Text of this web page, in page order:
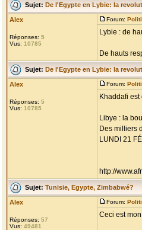
Sujet: De l'Egypte en Lybie: la
Alex
Réponses: 5
Vus: 10785
Forum:
Lybie : de
De hauts
Sujet: De l'Egypte en Lybie: la
Alex
Réponses: 5
Vus: 10785
Forum:
Khaddafi
Libye : la
Des milliers
LUNDI 21
http://
Sujet: Tunisie, Egypte, Zimbabwé?
Alex
Réponses: 57
Vus: 49481
Forum:
Ceci est